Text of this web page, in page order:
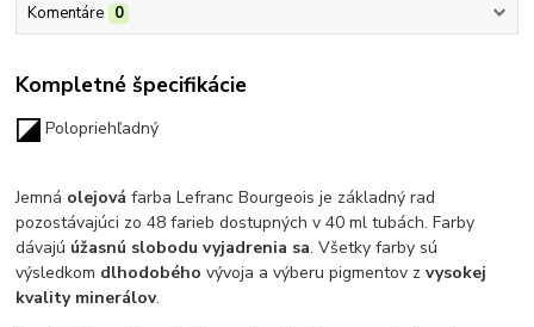
Komentáre 0
Kompletné špecifikácie
Polopriehľadný
Jemná olejováfarba Lefranc Bourgeois je základný rad
pozostávajúci zo 48 farieb dostupných v 40 ml tubách. Farby
dávajú úžasnú slobodu vyjadrenia sa.Všetky farby sú
výsledkom dlhodobéhovývoja a výberu pigmentov zvysokej
kvality minerálov.